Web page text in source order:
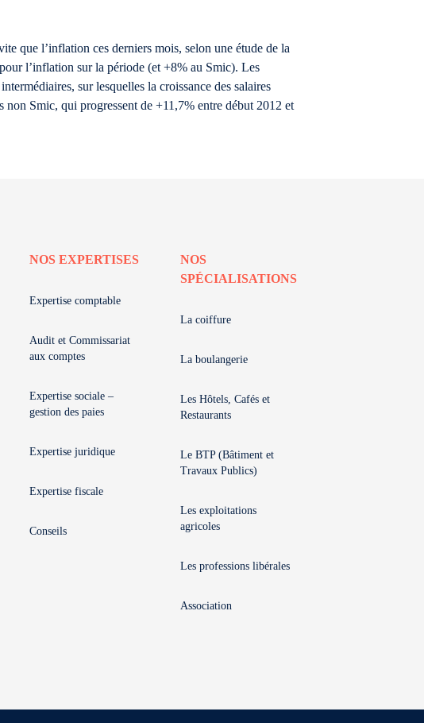
que l’inflation ces derniers mois, selon une étude de la
l’inflation sur la période (et +8% au Smic). Les
sur lesquelles la croissance des salaires
Smic, qui progressent de +11,7% entre début 2012 et
NOS EXPERTISES
Expertise comptable
Audit et Commissariat
aux comptes
Expertise sociale –
gestion des paies
Expertise juridique
Expertise fiscale
Conseils
NOS
SPÉCIALISATIONS
La coiffure
La boulangerie
Les Hôtels, Cafés et
Restaurants
Le BTP (Bâtiment et
Travaux Publics)
Les exploitations
agricoles
Les professions libérales
Association